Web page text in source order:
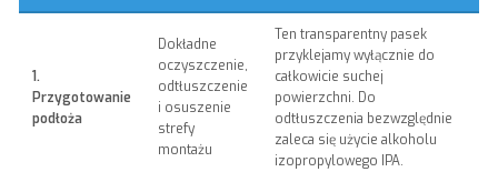
1.
Przygotowanie
podłoża
Dokładne
oczyszczenie,
odtłuszczenie
i osuszenie
strefy
montażu
Ten transparentny pasek
przyklejamy wyłącznie do
całkowicie suchej
powierzchni. Do
odtłuszczenia bezwzględnie
zaleca się użycie alkoholu
izopropylowego IPA.